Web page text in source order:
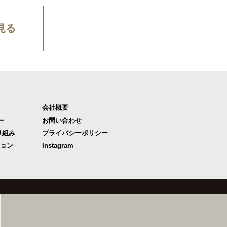
る
組み
ン
会社概要
お問い合わせ
プライバシーポリシー
Instagram